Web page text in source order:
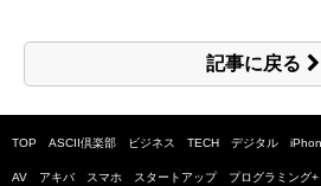
記事に戻る
TOP ASCII倶楽部 ビジネス TECH デジタル
AV アキバ スマホ スタートアップ プログラミング+